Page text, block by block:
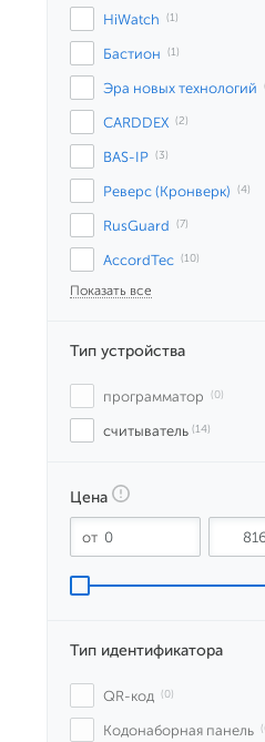
HiWatch (1)
Бастион (1)
Эра новых технологий
CARDDEX (2)
BAS-IP (3)
Реверс (Кронверк) (4)
RusGuard (7)
AccordTec (10)
Показать все
Тип устройства
программатор (0)
считыватель (14)
Цена
Тип идентификатора
QR-код (0)
Кодонаборная панель